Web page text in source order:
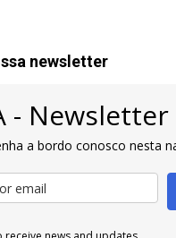
newsletter
- Newsletter
a bordo conosco nesta